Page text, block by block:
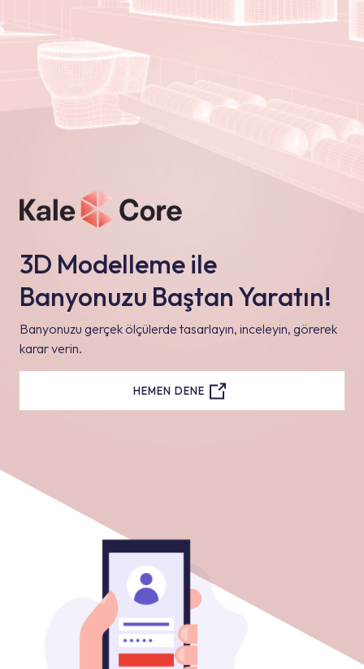
3D Modelleme ile
Banyonuzu Baştan Yaratın!
Banyonuzu gerçek ölçülerde tasarlayın, inceleyin, görerek
karar verin.
HEMEN DENE